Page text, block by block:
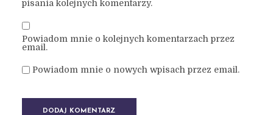
pisania kolejnych komentarzy.
Powiadom mnie o kolejnych komentarzach przez
email.
Powiadom mnie o nowych wpisach przez email.